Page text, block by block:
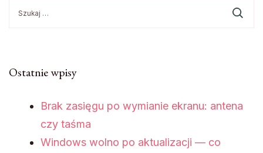
Ostatnie wpisy
Brak zasięgu po wymianie ekranu: antena
czy taśma
Windows wolno po aktualizacji — co